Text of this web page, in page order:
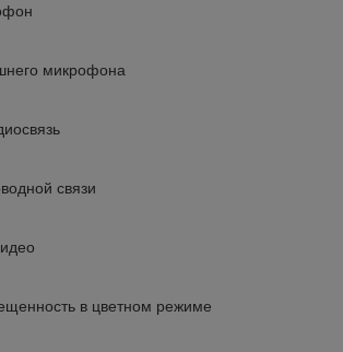
микрофона
связи
в цветном режиме